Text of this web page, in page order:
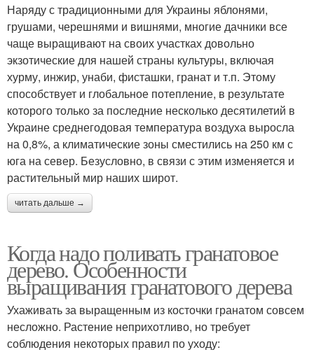
Наряду с традиционными для Украины яблонями,
грушами, черешнями и вишнями, многие дачники все
чаще выращивают на своих участках довольно
экзотические для нашей страны культуры, включая
хурму, инжир, унаби, фисташки, гранат и т.п. Этому
способствует и глобальное потепление, в результате
которого только за последние несколько десятилетий в
Украине среднегодовая температура воздуха выросла
на 0,8%, а климатические зоны сместились на 250 км с
юга на север. Безусловно, в связи с этим изменяется и
растительный мир наших широт.
читать дальше →
Когда надо поливать гранатовое
дерево. Особенности
выращивания гранатового дерева
Ухаживать за выращенным из косточки гранатом совсем
несложно. Растение неприхотливо, но требует
соблюдения некоторых правил по уходу: